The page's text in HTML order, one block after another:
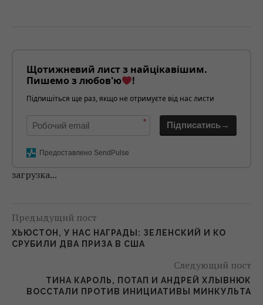
Щотижневий лист з найцікавішим.
Пишемо з любов'ю
!
Підпишіться ще раз, якщо не отримуєте від нас листи
* Підписатись→
Предоставлено SendPulse
загрузка...
Предыдущий пост
ХЬЮСТОН, У НАС НАГРАДЫ: ЗЕЛЕНСКИЙ И КО
СРУБИЛИ ДВА ПРИЗА В США
Следующий пост
ТИНА КАРОЛЬ, ПОТАП И АНДРЕЙ ХЛЫВНЮК
ВОССТАЛИ ПРОТИВ ИНИЦИАТИВЫ МИНКУЛЬТА